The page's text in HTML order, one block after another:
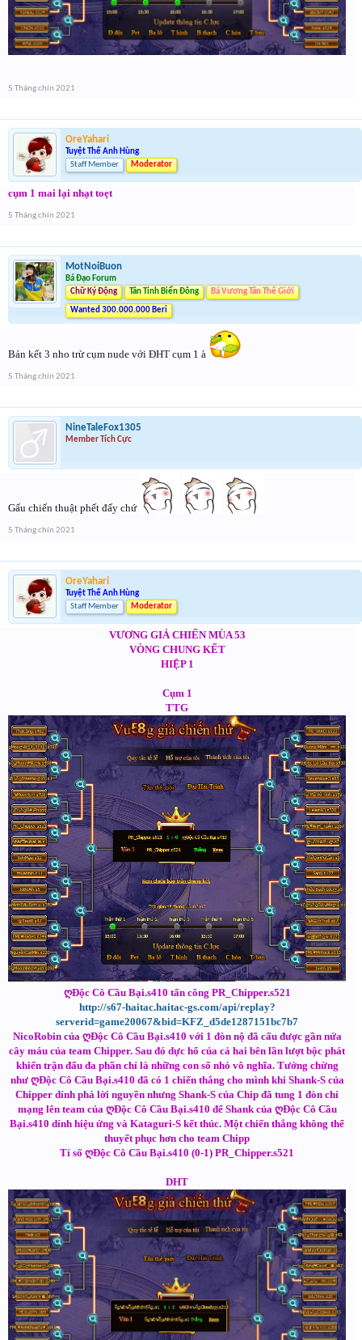
5 Tháng chín 2021
OreYahari
Tuyệt Thế Anh Hùng
Staff Member
Moderator
cụm 1 mai lại nhạt toẹt
5 Tháng chín 2021
MotNoiBuon
Bá Đạo Forum
Chữ Ký Động
Tân Tinh Biển Đông Bá Vương Tân Thế Giới
Wanted 300.000.000 Beri
Bán kết 3 nho trừ cụm nude với ĐHT cụm 1 à
5 Tháng chín 2021
NineTaleFox1305
Member Tích Cực
Gấu chiến thuật phết đấy chứ
5 Tháng chín 2021
OreYahari
Tuyệt Thế Anh Hùng
Staff Member
Moderator
VƯƠNG GIẢ CHIẾN MÙA 53
VÒNG CHUNG KẾT
HIỆP 1
Cụm 1
TTG
ღĐộc Cô Cầu Bại.s410 tấn công PR_Chipper.s521
http://s67-haitac.haitac-gs.com/api/replay?
serverid=game20067&bid=KFZ_d5de1287151bc7b7
NicoRobin của ღĐộc Cô Cầu Bại.s410 với 1 đòn nộ đã cấu được gần nửa
cây máu của team Chipper. Sau đó dực hổ của cả hai bên lần lượt bộc phát
khiến trận đấu đa phần chỉ là những con số nhỏ vô nghĩa. Tưởng chừng
như ღĐộc Cô Cầu Bại.s410 đã có 1 chiến thắng cho mình khi Shank-S của
Chipper dính phá lời nguyền nhưng Shank-S của Chip đã tung 1 đòn chí
mạng lên team của ღĐộc Cô Cầu Bại.s410 để Shank của ღĐộc Cô Cầu
Bại.s410 dính hiệu ứng và Kataguri-S kết thúc. Một chiến thắng không thể
thuyết phục hơn cho team Chipp
Tỉ số ღĐộc Cô Cầu Bại.s410 (0-1) PR_Chipper.s521
DHT